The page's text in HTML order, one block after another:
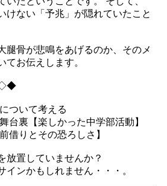
けない「予兆」が隠れていたこと
腿骨が悲鳴をあげるのか、そのメ
てお伝えします。
◇◆
ついて考える
台裏【楽しかった中学部活動】
借りとその恐ろしさ】
放置していませんか？
インかもしれません・・・。